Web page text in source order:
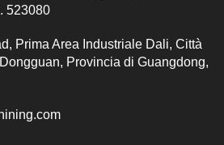
523080
Prima Area Industriale Dali, Città
Provincia di Guangdong,